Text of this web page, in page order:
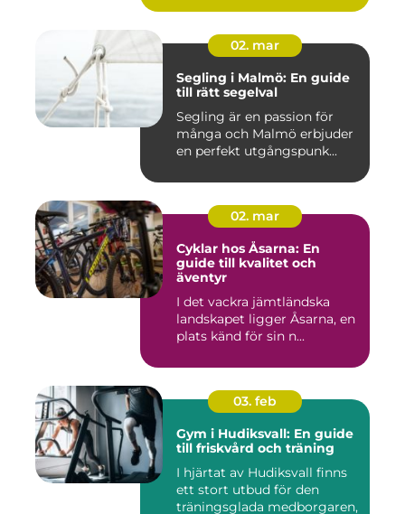
02. mar
Segling i Malmö: En guide
till rätt segelval
Segling är en passion för
många och Malmö erbjuder
en perfekt utgångspunk...
02. mar
Cyklar hos Åsarna: En
guide till kvalitet och
äventyr
I det vackra jämtländska
landskapet ligger Åsarna, en
plats känd för sin n...
03. feb
Gym i Hudiksvall: En guide
till friskvård och träning
I hjärtat av Hudiksvall finns
ett stort utbud för den
träningsglada medborgaren,